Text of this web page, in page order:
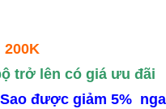
200K
trở lên có giá ưu đãi
được giảm 5%